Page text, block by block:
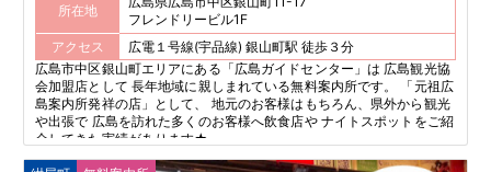
所在地
フレンドリービル1F
アクセス
広電１号線(宇品線) 銀山町駅 徒歩３分
広島市中区銀山町エリアにある「広島ガイドセンター」は 広島観光協
会加盟店として 長年地域に親しまれている無料案内所です。 「元祖広
島案内所発祥の店」として、 地元のお客様はもちろん、県外から観光
や出張で 広島を訪れた多くのお客様へ飲食店や ナイトスポットをご紹
介してきた実績があります★